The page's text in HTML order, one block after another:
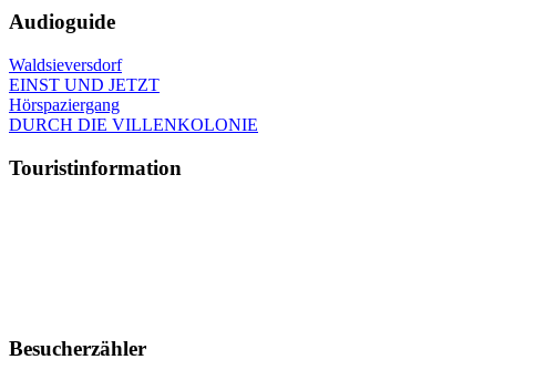
Audioguide
Waldsieversdorf
EINST UND JETZT
Hörspaziergang
DURCH DIE VILLENKOLONIE
Touristinformation
Besucherzähler